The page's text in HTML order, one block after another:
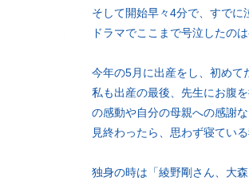
そして開始早々4分で、すでに
ドラマでここまで号泣したの
今年の5月に出産をし、初めて
私も出産の最後、先生にお腹
の感動や自分の母親への感謝
見終わったら、思わず寝てい
独身の時は「綾野剛さん、大